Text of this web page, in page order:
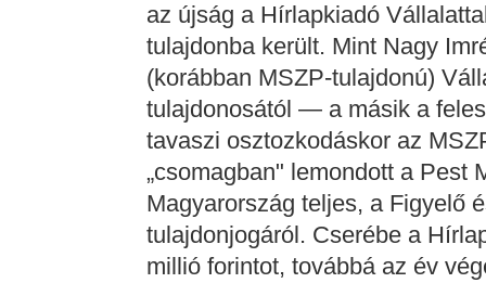
az újság a Hírlapkiadó
tulajdonba került. Mint Nagy
(korábban MSZP-tulajdonú)
tulajdonosától — a másik a
tavaszi osztozkodáskor az
„csomagban" lemondott a Pest
Magyarország teljes, a Figyelő
tulajdonjogáról. Cserébe a
millió forintot, továbbá az év